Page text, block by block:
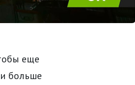
еще
больше